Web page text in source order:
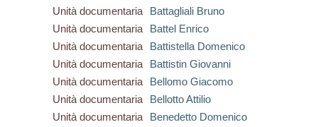
Unità documentaria
Battagliali Bruno
Unità documentaria
Battel Enrico
Unità documentaria
Battistella Domenico
Unità documentaria
Battistin Giovanni
Unità documentaria
Bellomo Giacomo
Unità documentaria
Bellotto Attilio
Unità documentaria
Benedetto Domenico